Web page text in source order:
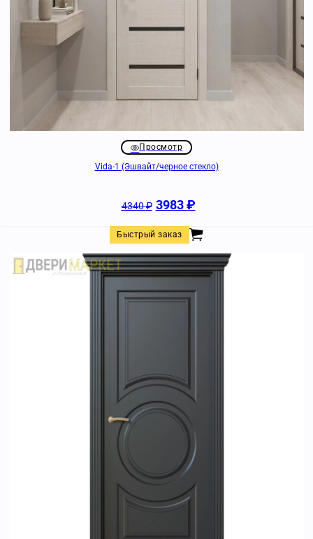
Просмотр
Vida-1 (Эшвайт/черное стекло)
4340₽ 3983₽
Быстрый заказ